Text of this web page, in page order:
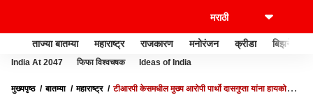
ताज्या बातम्या महाराष्ट्र राजकारण मनोरंजन क्रीडा बिझनेस
India At 2047 फिफा विश्वचषक Ideas of India
मुख्यपृष्ठ बातम्या महाराष्ट्र
टीआरपी केसमधील मुख्य आरोपी पार्थो दासगुप्ता यांना हायकोर्टाचा